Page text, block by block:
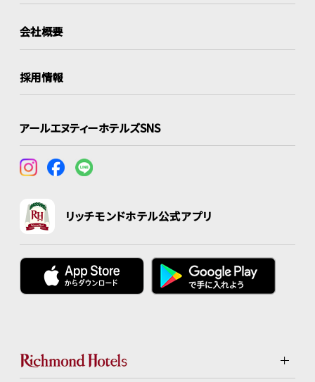
会社概要
採用情報
アールエヌティーホテルズSNS
リッチモンドホテル公式アプリ